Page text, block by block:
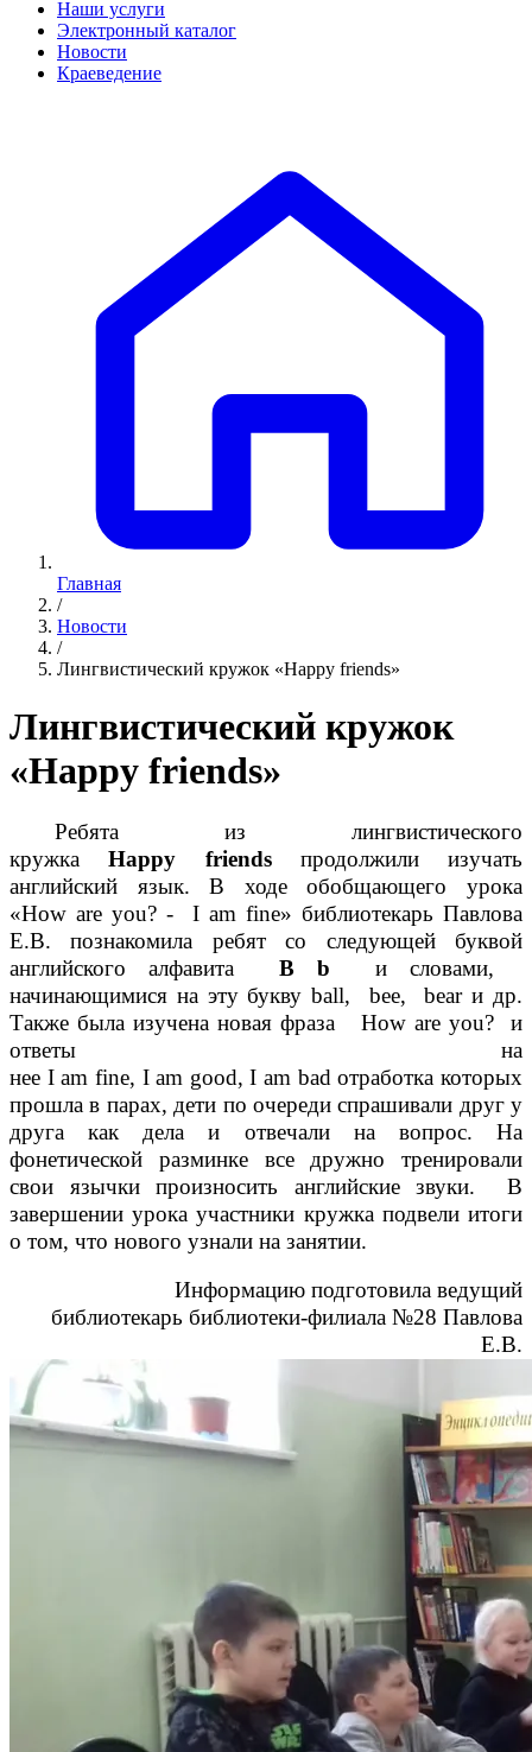
Наши услуги
Электронный каталог
Новости
Краеведение
Главная
/
Новости
/
Лингвистический кружок «Happy friends»
Лингвистический кружок
«Happy friends»
Ребята из лингвистического
кружкаHappy friends
продолжили изучать
английский язык. В ходе обобщающего урока
«How are you? - I am fine» библиотекарь Павлова
Е.В. познакомила ребят со следующей буквой
английского алфавита B b и словами,
начинающимися на эту буквуball, bee,bearи др.
Также была изучена новая фраза How are you? и
ответы на
нее I am fine, I am good,I am bad отработка которых
прошла в парах, дети по очереди спрашивали друг у
друга как дела и отвечали на вопрос. На
фонетической разминке все дружно тренировали
свои язычки произносить английские звуки. В
завершении урока участники кружка подвели итоги
о том, что нового узнали на занятии.
Информацию подготовила ведущий
библиотекарь библиотеки-филиала №28 Павлова
Е.В.